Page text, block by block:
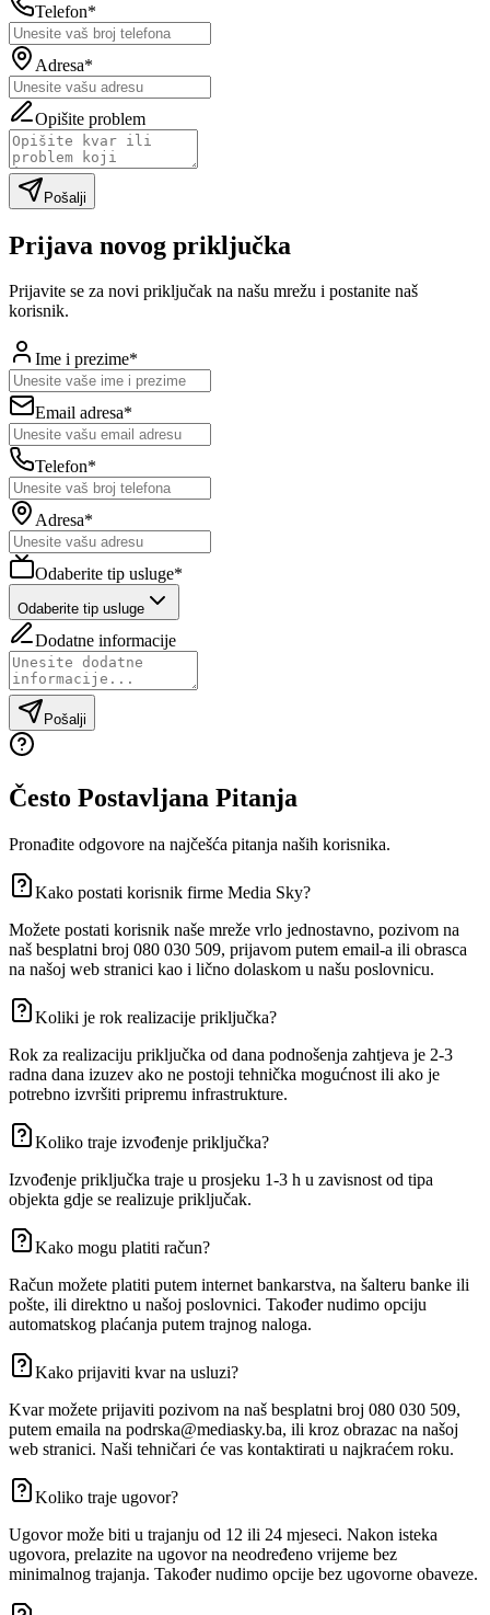
Telefon*
Adresa*
Opišite problem
Pošalji
Prijava novog priključka
Prijavite se za novi priključak na našu mrežu i postanite naš
korisnik.
Ime i prezime*
Email adresa*
Telefon*
Adresa*
Odaberite tip usluge*
Odaberite tip usluge
Dodatne informacije
Pošalji
Često Postavljana Pitanja
Pronađite odgovore na najčešća pitanja naših korisnika.
Kako postati korisnik firme Media Sky?
Možete postati korisnik naše mreže vrlo jednostavno, pozivom na
naš besplatni broj 080 030 509, prijavom putem email-a ili obrasca
na našoj web stranici kao i lično dolaskom u našu poslovnicu.
Koliki je rok realizacije priključka?
Rok za realizaciju priključka od dana podnošenja zahtjeva je 2-3
radna dana izuzev ako ne postoji tehnička mogućnost ili ako je
potrebno izvršiti pripremu infrastrukture.
Koliko traje izvođenje priključka?
Izvođenje priključka traje u prosjeku 1-3 h u zavisnost od tipa
objekta gdje se realizuje priključak.
Kako mogu platiti račun?
Račun možete platiti putem internet bankarstva, na šalteru banke ili
pošte, ili direktno u našoj poslovnici. Također nudimo opciju
automatskog plaćanja putem trajnog naloga.
Kako prijaviti kvar na usluzi?
Kvar možete prijaviti pozivom na naš besplatni broj 080 030 509,
putem emaila na podrska@mediasky.ba, ili kroz obrazac na našoj
web stranici. Naši tehničari će vas kontaktirati u najkraćem roku.
Koliko traje ugovor?
Ugovor može biti u trajanju od 12 ili 24 mjeseci. Nakon isteka
ugovora, prelazite na ugovor na neodređeno vrijeme bez
minimalnog trajanja. Također nudimo opcije bez ugovorne obaveze.